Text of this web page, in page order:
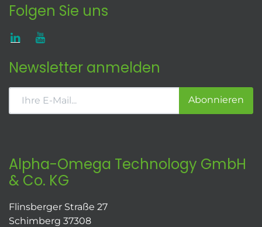
Folgen Sie uns
Newsletter anmelden
Abonnieren
Alpha-Omega Technology GmbH
& Co. KG
Flinsberger Straße 27
Schimberg 37308